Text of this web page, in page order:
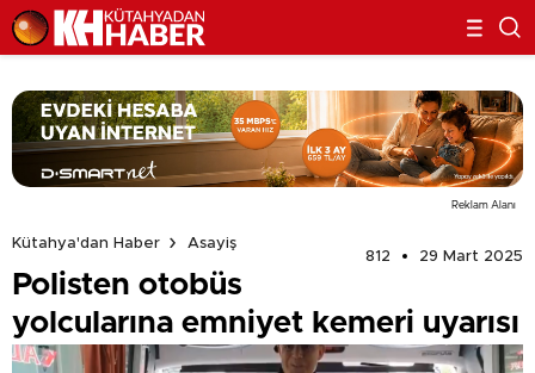
Reklam Alanı
Kütahya'dan Haber
Asayiş
812
29 Mart 2025
Polisten otobüs
yolcularına emniyet kemeri uyarısı